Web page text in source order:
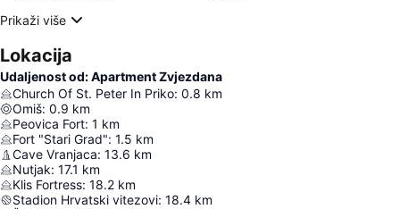
Prikaži više
Lokacija
Udaljenost od: Apartment Zvjezdana
Church Of St. Peter In Priko: 0.8 km
Omiš: 0.9 km
Peovica Fort: 1 km
Fort "Stari Grad": 1.5 km
Cave Vranjaca: 13.6 km
Nutjak: 17.1 km
Klis Fortress: 18.2 km
Stadion Hrvatski vitezovi: 18.4 km